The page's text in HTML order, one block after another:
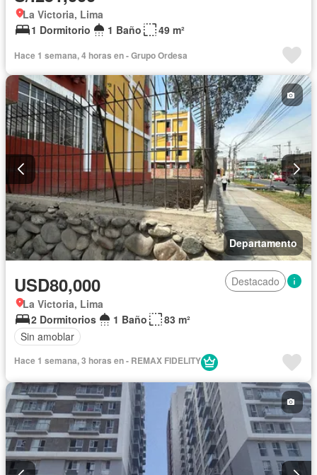
La Victoria, Lima
1 Dormitorio
1 Baño 49 m²
Hace 1 semana, 4 horas en - Grupo Ordesa
Departamento
USD80,000
Destacado
La Victoria, Lima
2 Dormitorios
1 Baño
83 m²
Sin amoblar
Hace 1 semana, 3 horas en - REMAX FIDELITY